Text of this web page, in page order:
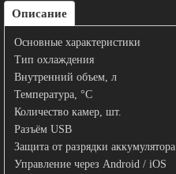
Описание
Основные характеристики
Тип охлаждения
Внутренний объем, л
Температура, °C
Количество камер, шт.
Разъём USB
Защита от разрядки аккумулятора
Управление через Android / iOS